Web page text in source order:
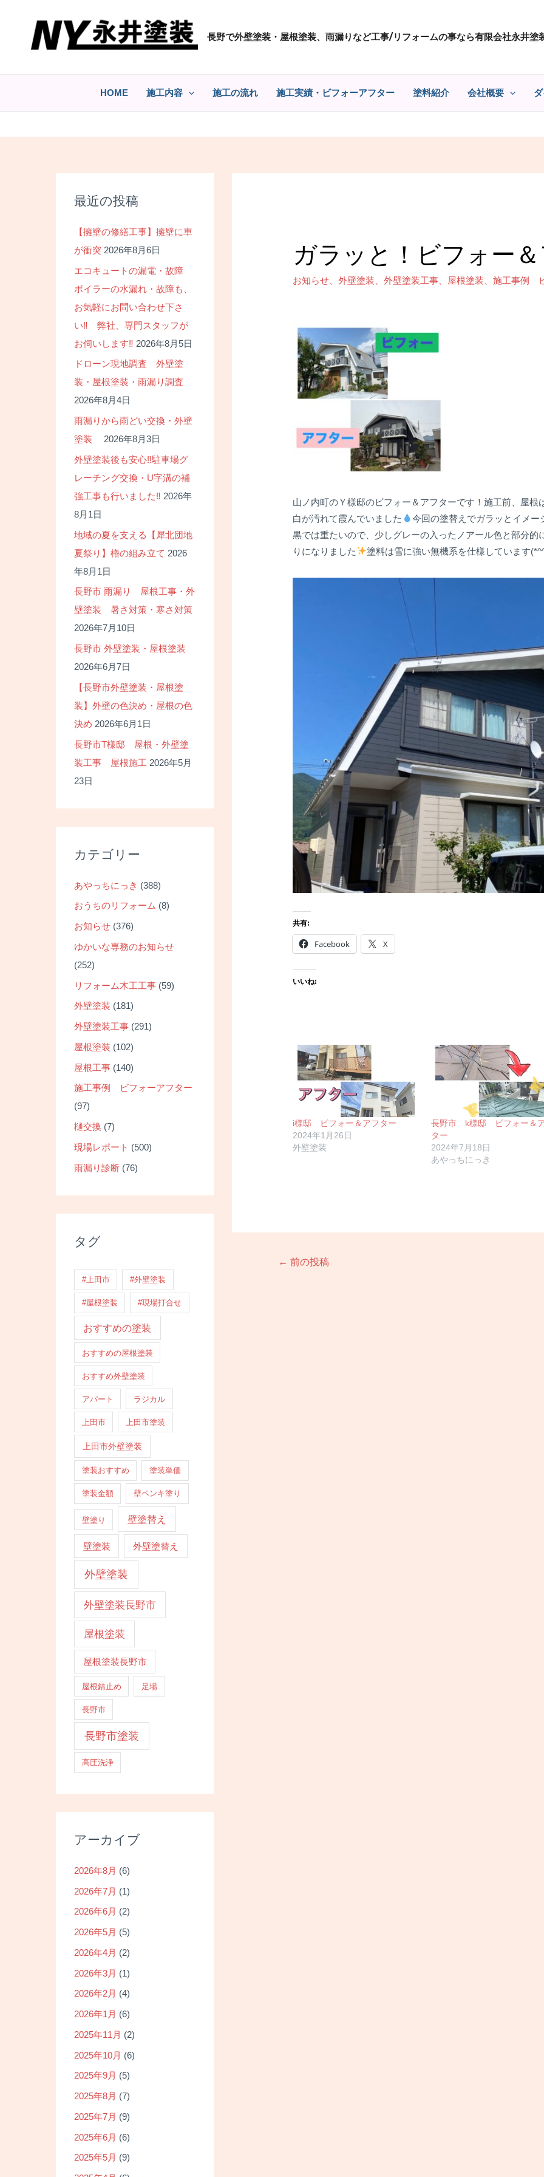
ッ
長野で外壁塗装・屋根塗装、雨漏りなど工事/リフォームの事なら有限会社永井塗
HOME 施工内容 施工の流れ 施工実績・ビフォーアフター 塗料紹介 会社概要
最近の投稿
【擁壁の修繕工事】擁壁に車
が衝突 2026年8月6日
エコキュートの漏電・故障
ボイラーの水漏れ・故障も、
お気軽にお問い合わせ下さ
い‼ 弊社、専門スタッフが
お伺いします‼ 2026年8月5日
ドローン現地調査 外壁塗
装・屋根塗装・雨漏り調査
2026年8月4日
雨漏りから雨どい交換・外壁
塗装
2026年8月3日
外壁塗装後も安心‼駐車場グ
レーチング交換・U字溝の補
強工事も行いました‼ 2026年
8月1日
地域の夏を支える【犀北団地
夏祭り】櫓の組み立て 2026
年8月1日
長野市 雨漏り 屋根工事・外
壁塗装 暑さ対策・寒さ対策
2026年7月10日
長野市 外壁塗装・屋根塗装
2026年6月7日
【長野市外壁塗装・屋根塗
装】外壁の色決め・屋根の色
決め 2026年6月1日
長野市T様邸 屋根・外壁塗
装工事 屋根施工 2026年5月
23日
カテゴリー
あやっちにっき (388)
おうちのリフォーム (8)
お知らせ (376)
ゆかいな専務のお知らせ
(252)
リフォーム木工工事 (59)
外壁塗装 (181)
外壁塗装工事 (291)
屋根塗装 (102)
屋根工事 (140)
施工事例 ビフォーアフター
(97)
樋交換 (7)
現場レポート (500)
雨漏り診断 (76)
タグ
#上田市 #外壁塗装
#屋根塗装 #現場打合せ
おすすめの塗装
おすすめの屋根塗装
おすすめ外壁塗装
アパート ラジカル
上田市 上田市塗装
上田市外壁塗装
塗装おすすめ 塗装単価
塗装金額 壁ペンキ塗り
壁塗り 壁塗替え
壁塗装 外壁塗替え
外壁塗装
外壁塗装長野市
屋根塗装
屋根塗装長野市
屋根錆止め 足場
長野市
長野市塗装
高圧洗浄
アーカイブ
2026年8月 (6)
2026年7月 (1)
2026年6月 (2)
2026年5月 (5)
2026年4月 (2)
2026年3月 (1)
2026年2月 (4)
2026年1月 (6)
2025年11月 (2)
2025年10月 (6)
2025年9月 (5)
2025年8月 (7)
2025年7月 (9)
2025年6月 (6)
2025年5月 (9)
ガラッと！ビフォー
お知らせ 、外壁塗装 、外壁塗装工事 屋根塗装 、施工事例
山ノ内町のＹ様邸のビフォー＆アフターです！施工前、屋
白が汚れて霞んでいました
今回の塗替えでガラッとイメ
黒では重たいので、少しグレーの入ったノアール色と部分的
りになりました
塗料は雪に強い無機系を仕様しています
共有:
Facebook X
いいね:
i様邸 ビフォー＆アフター
2024年1月26日
外壁塗装
長野市 k様邸 ビフォー＆
ター
2024年7月18日
あやっちにっき
← 前の投稿